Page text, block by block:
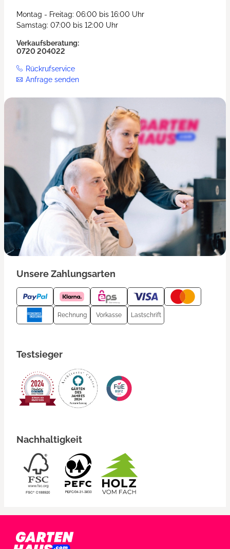
Montag - Freitag: 06:00 bis 16:00 Uhr
Samstag: 07:00 bis 12:00 Uhr
Verkaufsberatung:
0720 204022
Rückrufservice
Anfrage senden
Unsere Zahlungsarten
Rechnung Vorkasse Lastschrift
Testsieger
Nachhaltigkeit